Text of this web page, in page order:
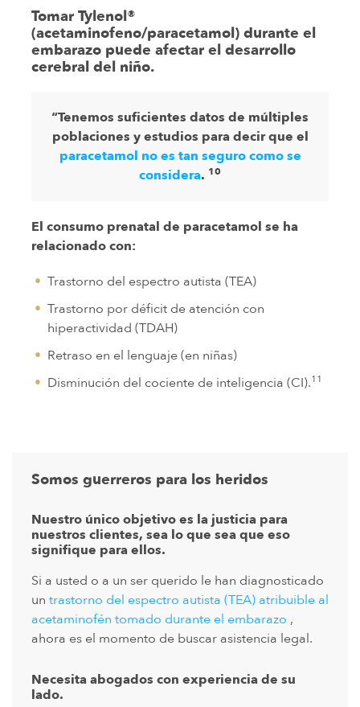
Tomar Tylenol®
(acetaminofeno/paracetamol) durante el
embarazo puede afectar el desarrollo
cerebral del niño.
“Tenemos suficientes datos de múltiples
poblaciones y estudios para decir que el
paracetamol no es tan seguro como se
considera. 10
El consumo prenatal de paracetamol se ha
relacionado con:
Trastorno del espectro autista (TEA)
Trastorno por déficit de atención con
hiperactividad (TDAH)
Retraso en el lenguaje (en niñas)
Disminución del cociente de inteligencia (CI).11
Somos guerreros para los heridos
Nuestro único objetivo es la justicia para
nuestros clientes, sea lo que sea que eso
signifique para ellos.
Si a usted o a un ser querido le han diagnosticado
un trastorno del espectro autista (TEA) atribuible al
acetaminofén tomado durante el embarazo ,
ahora es el momento de buscar asistencia legal.
Necesita abogados con experiencia de su
lado.